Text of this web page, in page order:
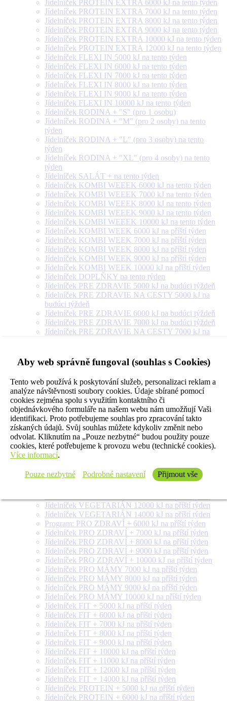
Aby web správně fungoval (souhlas s Cookies)
Tento web používá k poskytování služeb, personalizaci reklam a
analýze návštěvnosti soubory cookies. Údaje sbírané pomocí
cookies zejména spolu s využitím kontaktního či
objednávkového formuláře na našem webu nám umožňují Vaši
identifikaci. Proto potřebujeme souhlas pro zpracování takto
získaných údajů. Svůj souhlas můžete kdykoliv změnit nebo
odvolat. Kliknutím na „Pouze nezbytné“ budou použity pouze
cookies, které potřebujeme k provozu webu (technické cookies).
Více informací.
Pouze nezbytné Podrobné nastavení Přijmout vše
Jídelníček PROTEIN EXTRA 6000 kJ na tento týden
Jídelníček PROTEIN EXTRA 7000 kJ na tento týden
Jídelníček PROTEIN EXTRA 8000 kJ na tento týden
Jídelníček PROTEIN EXTRA 9000 kJ na tento týden
Jídelníček PROTEIN EXTRA 10000 kJ na tento týden
Jídelníček PROTEIN EXTRA 12000 kJ na tento týden
Jídelníček FLEXI IN 5000 kJ na tento týden
Jídelníček FLEXI IN 6000 kJ na tento týden
Jídelníček FLEXI IN 7000 kJ na tento týden
Jídelníček FLEXI IN 8000 kJ na tento týden
Jídelníček FLEXI IN 9000 kJ na tento týden
Jídelníček FLEXI IN 10000 kJ na tento týden
Jídelníček RODINA + "S" (pro 1 osobu)
Jídelníček RODINA + "M" (pro 2 osoby) na tento
týden
Jídelníček RODINA + "L" (pro 3 osoby) na tento
týden
Jídelníček RODINA + "XL" (pro 4 osoby) na tento
týden
Jídelníček SALÁT + na tento týden
Jídelníček KOMBI WEEEK 6000 kJ na tento týden
Jídelníček KOMBI WEEEK 7000 kJ na tento týden
Jídelníček KOMBI WEEEK 8000 kJ na tento týden
Jídelníček KOMBI WEEEK 9000 kJ na tento týden
Jídelníček KOMBI WEEEK 10000 kJ na tento týden
Jídelníček KOMBI WEEK 6000 kJ na příští týden
Jídelníček KOMBI WEEK 7000 kJ na příští týden
Jídelníček KOMBI WEEK 8000 kJ na příští týden
Jídelníček KOMBI WEEK 9000 kJ na příští týden
Jídelníček KOMBI WEEK 10000 kJ na příští týden
Jídelníček DOPLŇKY na tento týden
Jídelníček PRE ZDRAVIE 5000 kJ na budúci týždeň
Jídelníček PRE ZDRAVIE NA CESTY 5000 kJ na
budúci týždeň
Jídelníček PRE ZDRAVIE 6000 kJ na budúci týždeň
Jídelníček PRE ZDRAVIE 7000 kJ na budúci týždeň
Jídelníček PRE ZDRAVIE NA CESTY 7000 kJ na
Jídelníček PRE ZDRAVIE NA CESTY 8000 kJ na
budúci týždeň
Jídelníček PRE ZDRAVIE 9000 kJ na budúci týždeň
Jídelníček PRE ZDRAVIE NA CESTY 9000 kJ na
budúci týždeň
Jídelníček PRE ZDRAVIE 10000 kJ na budúci týždeň
Jídelníček PRE ZDRAVIE 12000 kJ na budúci týždeň
Jídelníček PRE ZDRAVIE 14000 kJ na budúci týždeň
Jídelníček PRE ZDRAVIE NA CESTY 10000 kJ na
budúci týždeň
Jídelníček VEGETARIÁN 5000 kJ na příští týden
Jídelníček VEGETARIÁN 6000 kJ na příští týden
Jídelníček VEGETARIÁN 7000 kJ na příští týden
Jídelníček VEGETARIÁN 8000 kJ na příští týden
Jídelníček VEGETARIÁN 12000 kJ na příští týden
Jídelníček VEGETARIÁN 14000 kJ na příští týden
Program: PRO ZDRAVÍ + 6000 kJ na příští týden
Jídelníček PRO ZDRAVÍ + 7000 kJ na příští týden
Jídelníček PRO ZDRAVÍ + 8000 kJ na příští týden
Jídelníček PRO ZDRAVÍ + 9000 kJ na příští týden
Jídelníček PRO ZDRAVÍ + 10000 kJ na příští týden
Jídelníček PRO MÁMY 7000 kJ na příští týden
Jídelníček PRO MÁMY 8000 kJ na příští týden
Jídelníček PRO MÁMY 9000 kJ na příští týden
Jídelníček PRO MÁMY 10000 kJ na příští týden
Jídelníček FIT + 5000 kJ na příští týden
Jídelníček FIT + 6000 kJ na příští týden
Jídelníček FIT + 7000 kJ na příští týden
Jídelníček FIT + 8000 kJ na příští týden
Jídelníček FIT + 9000 kJ na příští týden
Jídelníček FIT + 10000 kJ na příští týden
Jídelníček FIT + 11000 kJ na příští týden
Jídelníček FIT + 12000 kJ na příští týden
Jídelníček FIT + 14000 kJ na příští týden
Jídelníček PROTEIN + 5000 kJ na příští týden
Jídelníček PROTEIN + 6000 kJ na příští týden